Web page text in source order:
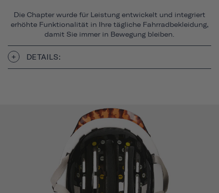
Die Chapter wurde für Leistung entwickelt und integriert
erhöhte Funktionalität in Ihre tägliche Fahrradbekleidung,
damit Sie immer in Bewegung bleiben.
DETAILS: